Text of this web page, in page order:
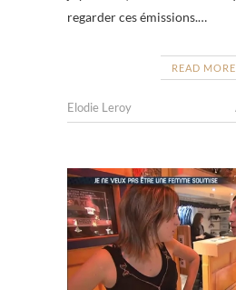
regarder ces émissions.…
READ MORE
Elodie Leroy